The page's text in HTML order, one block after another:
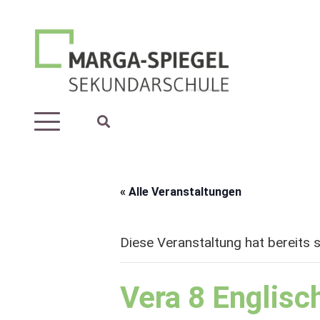
« Alle Veranstaltungen
Diese Veranstaltung hat bereits
Vera 8